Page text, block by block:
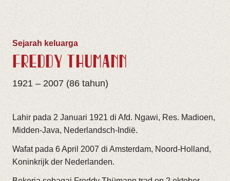
Sejarah keluarga
FREDDY THÜMANN
1921 – 2007 (86 tahun)
Lahir pada 2 Januari 1921 di Afd. Ngawi, Res. Madioen,
Midden-Java, Nederlandsch-Indië.
Wafat pada 6 April 2007 di Amsterdam, Noord-Holland,
Koninkrijk der Nederlanden.